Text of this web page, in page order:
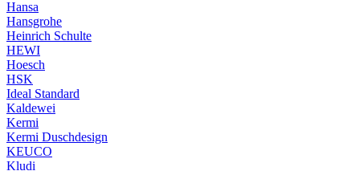
Hansa
Hansgrohe
Heinrich Schulte
HEWI
Hoesch
HSK
Ideal Standard
Kaldewei
Kermi
Kermi Duschdesign
KEUCO
Kludi